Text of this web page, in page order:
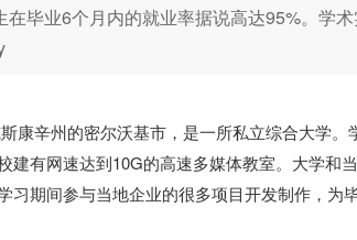
毕业6个月内的就业率据说高达95%。学
康辛州的密尔沃基市，是一所私立综合大学
建有网速达到10G的高速多媒体教室。大学和
习期间参与当地企业的很多项目开发制作，为